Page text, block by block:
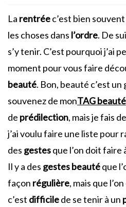
La rentréec’est bien
les choses dans l’ordre. De
s’y tenir. C’est pourquoi j’ai
moment pour vous faire
beauté. Bon, beauté c’est
souvenez de monTAG beauté
de prédilection, mais je fais
j’ai voulu faire une liste pour
des gestesque l’on doit faire
Il y a des gestes beautéque
façon régulière, mais que l’on
c’est difficilede se tenir à un